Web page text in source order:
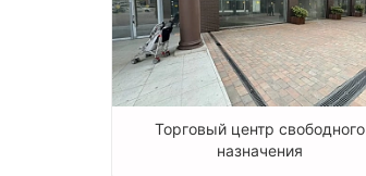
Торговый центр свободного
назначения